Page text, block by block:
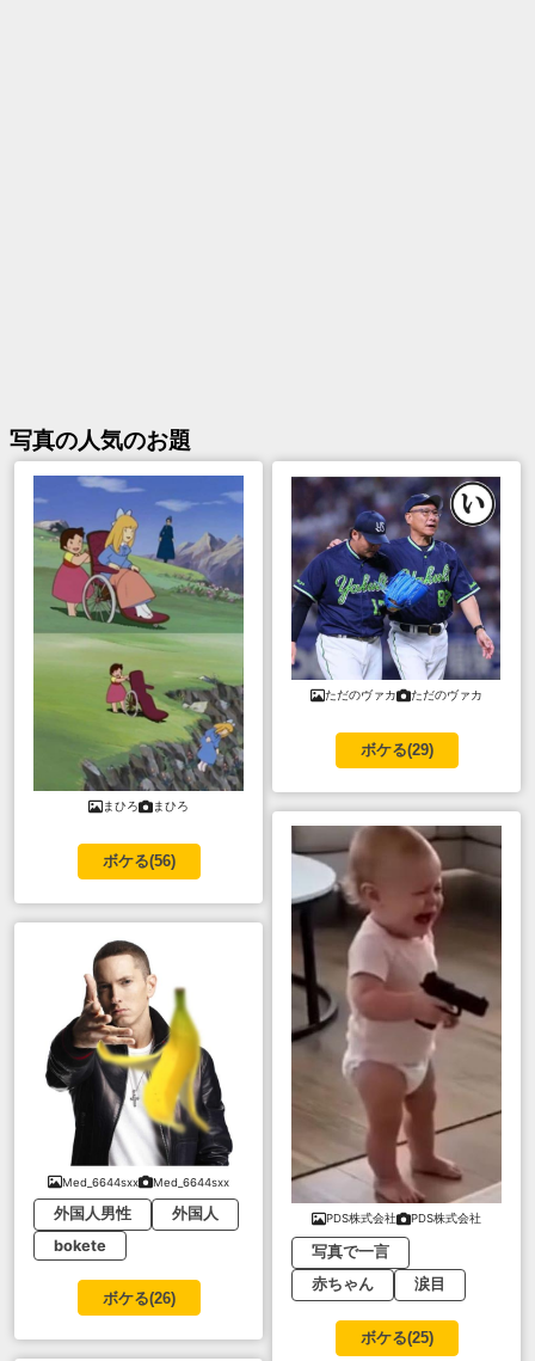
写真の人気のお題
まひろ まひろ
ボケる(56)
Med_6644sxx Med_6644sxx
外国人男性
外国人
bokete
ボケる(26)
ただのヴァカ ただのヴァカ
ボケる(29)
PDS株式会社 PDS株式会社
写真で一言
赤ちゃん
涙目
ボケる(25)